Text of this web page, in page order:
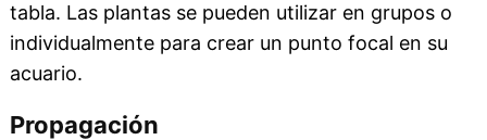
tabla. Las plantas se pueden utilizar en grupos o
individualmente para crear un punto focal en su
acuario.
Propagación